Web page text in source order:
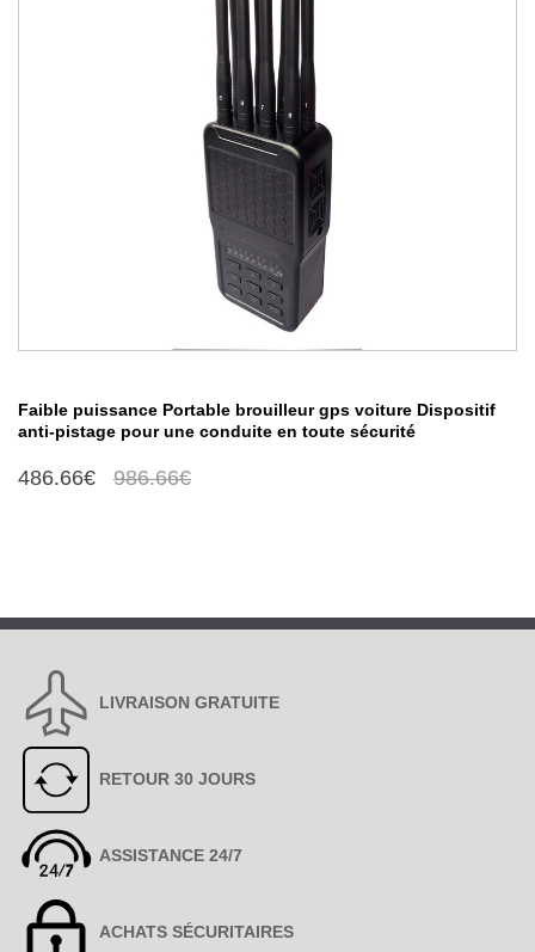
Faible puissance Portable brouilleur gps voiture Dispositif
anti-pistage pour une conduite en toute sécurité
486.66€ 986.66€
LIVRAISON GRATUITE
RETOUR 30 JOURS
ASSISTANCE 24/7
ACHATS SÉCURITAIRES